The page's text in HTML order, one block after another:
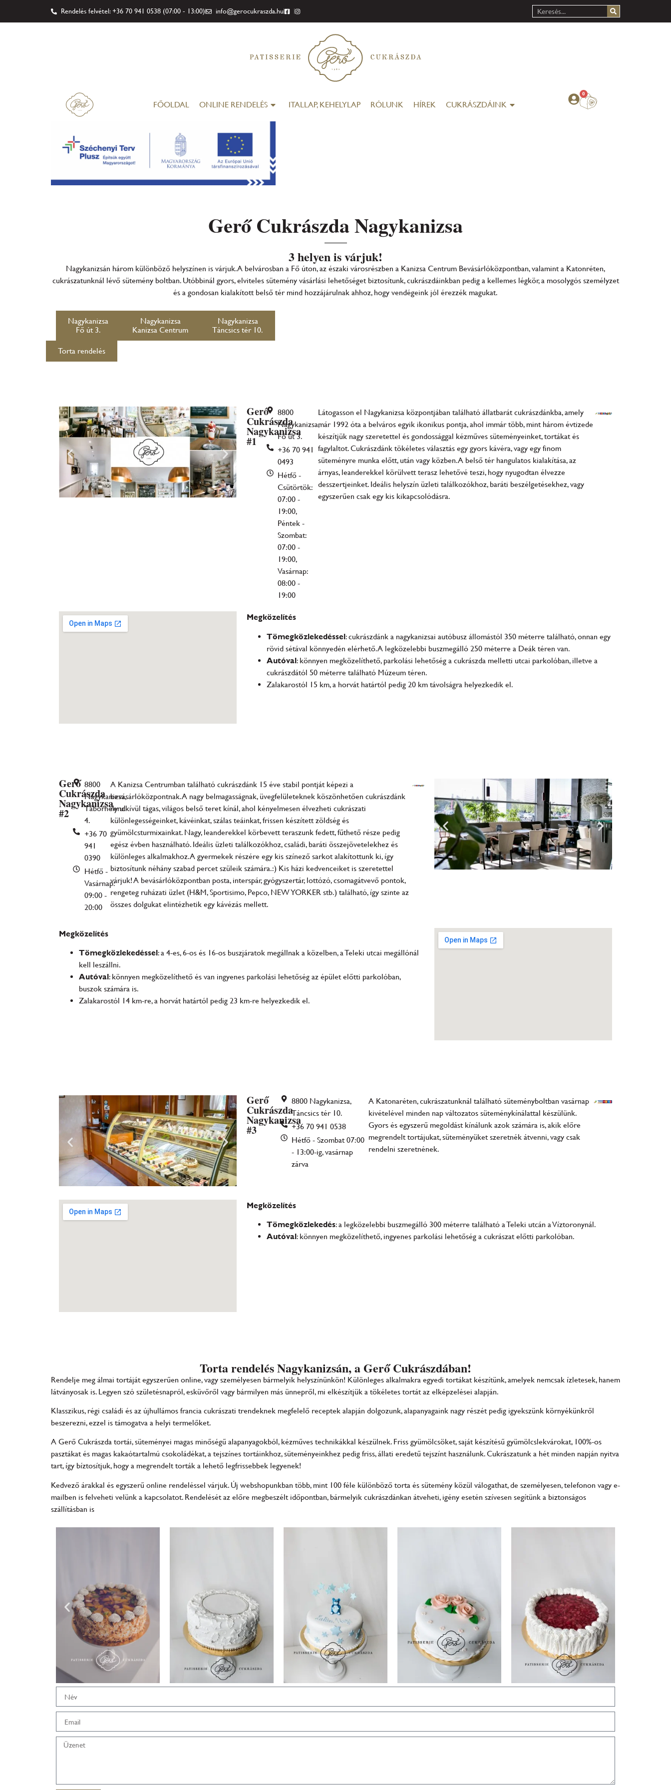
Rendelés felvétel: +36 70 941 0538 (07:00 - 13:00) info@gerocukraszda.hu
FŐOLDAL ONLINE RENDELÉS ITALLAP, KEHELYLAP RÓLUNK HÍREK CUKRÁSZDÁINK
0
Gerő Cukrászda Nagykanizsa
3 helyen is várjuk!
Nagykanizsán három különböző helyszínen is várjuk. A belvárosban a Fő úton, az északi városrészben a Kanizsa Centrum Bevásárlóközpontban, valamint a Katonréten,
cukrászatunknál lévő sütemény boltban. Utóbbinál gyors, elviteles sütemény vásárlási lehetőséget biztosítunk, cukrászdáinkban pedig a kellemes légkör, a mosolygós személyzet
és a gondosan kialakított belső tér mind hozzájárulnak ahhoz, hogy vendégeink jól érezzék magukat.
Nagykanizsa
Fő út 3.
Nagykanizsa
Kanizsa Centrum
Nagykanizsa
Táncsics tér 10.
Torta rendelés
Gerő
Cukrászda
Nagykanizsa
#1
8800
Nagykanizsa,
Fő út 3.
+36 70 941
0493
Hétfő -
Csütörtök:
07:00 -
19:00,
Péntek -
Szombat:
07:00 -
19:00,
Vasárnap:
08:00 -
19:00
Látogasson el Nagykanizsa központjában található állatbarát cukrászdánkba, amely
már 1992 óta a belváros egyik ikonikus pontja, ahol immár több, mint három évtizede
készítjük nagy szeretettel és gondossággal kézműves süteményeinket, tortákat és
fagylaltot. Cukrászdánk tökéletes választás egy gyors kávéra, vagy egy finom
süteményre munka előtt, után vagy közben. A belső tér hangulatos kialakítása, az
árnyas, leanderekkel körülvett terasz lehetővé teszi, hogy nyugodtan élvezze
desszertjeinket. Ideális helyszín üzleti találkozókhoz, baráti beszélgetésekhez, vagy
egyszerűen csak egy kis kikapcsolódásra.
Megközelítés
Tömegközlekedéssel: cukrászdánk a nagykanizsai autóbusz állomástól 350 méterre található, onnan egy
rövid sétával könnyedén elérhető. A legközelebbi buszmegálló 250 méterre a Deák téren van.
Autóval: könnyen megközelíthető, parkolási lehetőség a cukrászda melletti utcai parkolóban, illetve a
cukrászdától 50 méterre található Múzeum téren.
Zalakarostól 15 km, a horvát határtól pedig 20 km távolságra helyezkedik el.
Gerő
Cukrászda
Nagykanizsa
#2
8800
Nagykanizsa,
Táborhely u.
4.
+36 70
941
0390
Hétfő -
Vasárnap:
09:00 -
20:00
A Kanizsa Centrumban található cukrászdánk 15 éve stabil pontját képezi a
bevásárlóközpontnak. A nagy belmagasságnak, üvegfelületeknek köszönhetően cukrászdánk
rendkívül tágas, világos belső teret kínál, ahol kényelmesen élvezheti cukrászati
különlegességeinket, kávéinkat, szálas teáinkat, frissen készített zöldség és
gyümölcsturmixainkat. Nagy, leanderekkel körbevett teraszunk fedett, fűthető része pedig
egész évben használható. Ideális üzleti találkozókhoz, családi, baráti összejövetelekhez és
különleges alkalmakhoz. A gyermekek részére egy kis színező sarkot alakítottunk ki, így
biztosítunk néhány szabad percet szüleik számára.:) Kis házi kedvenceiket is szeretettel
várjuk! A bevásárlóközpontban posta, interspár, gyógyszertár, lottózó, csomagátvevő pontok,
rengeteg ruházati üzlet (H&M,Sportisimo, Pepco, NEW YORKER stb.) található, így szinte az
összes dolgukat elintézhetik egy kávézás mellett.
Megközelítés
Tömegközlekedéssel: a 4-es, 6-os és 16-os buszjáratok megállnak a közelben, a Teleki utcai megállónál
kell leszállni.
Autóval: könnyen megközelíthető és van ingyenes parkolási lehetőség az épület előtti parkolóban,
buszok számára is.
Zalakarostól 14 km-re, a horvát határtól pedig 23 km-re helyezkedik el.
Gerő
Cukrászda
Nagykanizsa
#3
8800 Nagykanizsa,
Táncsics tér 10.
+36 70 941 0538
Hétfő - Szombat 07:00
- 13:00-ig, vasárnap
zárva
A Katonaréten, cukrászatunknál található süteményboltban vasárnap
kivételével minden nap változatos süteménykínálattal készülünk.
Gyors és egyszerű megoldást kínálunk azok számára is, akik előre
megrendelt tortájukat, süteményüket szeretnék átvenni, vagy csak
rendelni szeretnének.
Megközelítés
Tömegközlekedés: a legközelebbi buszmegálló 300 méterre található a Teleki utcán a Víztoronynál.
Autóval: könnyen megközelíthető, ingyenes parkolási lehetőség a cukrászat előtti parkolóban.
Torta rendelés Nagykanizsán, a Gerő Cukrászdában!
Rendelje meg álmai tortáját egyszerűen online, vagy személyesen bármelyik helyszínünkön! Különleges alkalmakra egyedi tortákat készítünk, amelyek nemcsak ízletesek, hanem
látványosak is. Legyen szó születésnapról, esküvőről vagy bármilyen más ünnepről, mi elkészítjük a tökéletes tortát az elképzelései alapján.
Klasszikus, régi családi és az újhullámos francia cukrászati trendeknek megfelelő receptek alapján dolgozunk, alapanyagaink nagy részét pedig igyekszünk környékünkről
beszerezni, ezzel is támogatva a helyi termelőket.
​​A Gerő Cukrászda tortái, süteményei magas minőségű alapanyagokból, kézműves technikákkal készülnek. Friss gyümölcsöket, saját készítésű gyümölcslekvárokat, 100%-os
pasztákat és magas kakaótartalmú csokoládékat, a tejszínes tortáinkhoz, süteményeinkhez pedig friss, állati eredetű tejszínt használunk. Cukrászatunk a hét minden napján nyitva
tart, így bíztosítjuk, hogy a megrendelt torták a lehető legfrissebbek legyenek!
Kedvező árakkal és egyszerű online rendeléssel várjuk. Új webshopunkban több, mint 100 féle különböző torta és sütemény közül válogathat, de személyesen, telefonon vagy e-
mailben is felveheti velünk a kapcsolatot. Rendelését az előre megbeszélt időpontban, bármelyik cukrászdánkan átveheti, igény esetén szívesen segítünk a biztonságos
szállításban is